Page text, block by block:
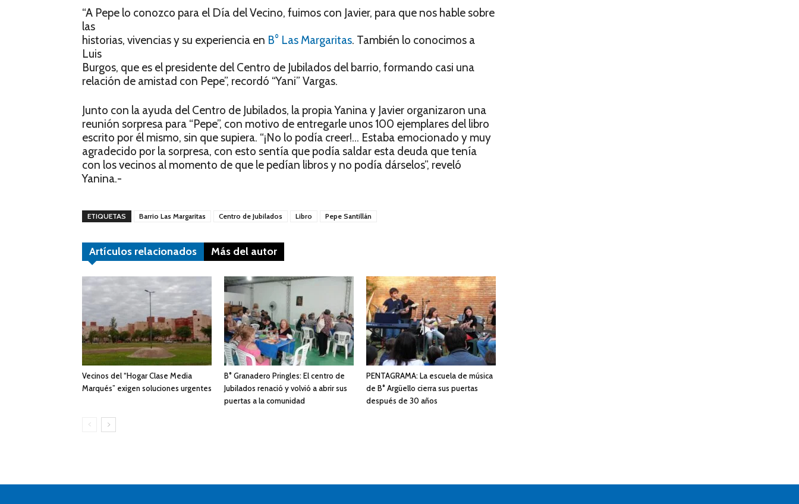
“A Pepe lo conozco para el Día del Vecino, fuimos con Javier, para que nos hable sobre
las
historias, vivencias y su experiencia en B° Las Margaritas. También lo conocimos a
Luis
Burgos, que es el presidente del Centro de Jubilados del barrio, formando casi una
relación de amistad con Pepe”, recordó “Yani” Vargas.
Junto con la ayuda del Centro de Jubilados, la propia Yanina y Javier organizaron una
reunión sorpresa para “Pepe”, con motivo de entregarle unos 100 ejemplares del libro
escrito por él mismo, sin que supiera. “¡No lo podía creer!… Estaba emocionado y muy
agradecido por la sorpresa, con esto sentía que podía saldar esta deuda que tenía
con los vecinos al momento de que le pedían libros y no podía dárselos”, reveló
Yanina.-
ETIQUETAS Barrio Las Margaritas Centro de Jubilados Libro Pepe Santillán
Artículos relacionados Más del autor
Vecinos del “Hogar Clase Media
Marqués” exigen soluciones urgentes
B° Granadero Pringles: El centro de
Jubilados renació y volvió a abrir sus
puertas a la comunidad
PENTAGRAMA: La escuela de música
de B° Argüello cierra sus puertas
después de 30 años